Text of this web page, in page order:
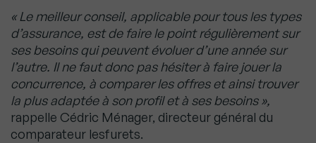
« Le meilleur conseil, applicable pour tous les types
d’assurance, est de faire le point régulièrement sur
ses besoins qui peuvent évoluer d’une année sur
l’autre. Il ne faut donc pas hésiter à faire jouer la
concurrence, à comparer les offres et ainsi trouver
la plus adaptée à son profil et à ses besoins »,
rappelle Cédric Ménager, directeur général du
comparateur lesfurets.